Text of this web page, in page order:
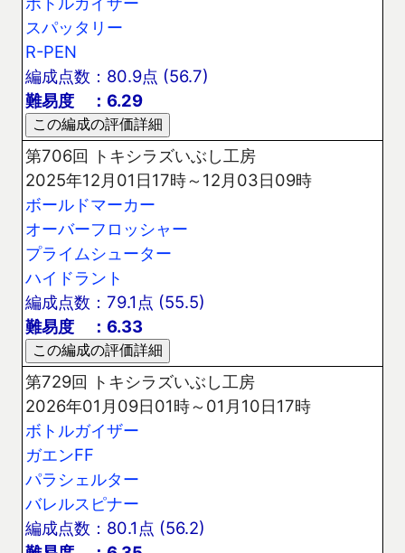
スパッタリー
R-PEN
編成点数：80.9点 (56.7)
難易度 ：6.29
第706回 トキシラズいぶし工房
2025年12月01日17時～12月03日09時
ボールドマーカー
オーバーフロッシャー
プライムシューター
ハイドラント
編成点数：79.1点 (55.5)
難易度 ：6.33
第729回 トキシラズいぶし工房
2026年01月09日01時～01月10日17時
ボトルガイザー
ガエンFF
パラシェルター
バレルスピナー
編成点数：80.1点 (56.2)